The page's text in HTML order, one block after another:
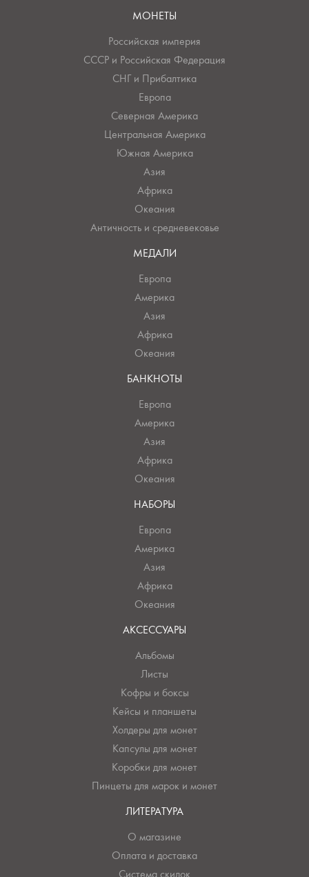
МОНЕТЫ
Российская империя
СССР и Российская Федерация
СНГ и Прибалтика
Европа
Северная Америка
Центральная Америка
Южная Америка
Азия
Африка
Океания
Античность и средневековье
МЕДАЛИ
Европа
Америка
Азия
Африка
Океания
БАНКНОТЫ
Европа
Америка
Азия
Африка
Океания
НАБОРЫ
Европа
Америка
Азия
Африка
Океания
АКСЕССУАРЫ
Альбомы
Листы
Кофры и боксы
Кейсы и планшеты
Холдеры для монет
Капсулы для монет
Коробки для монет
Пинцеты для марок и монет
ЛИТЕРАТУРА
О магазине
Оплата и доставка
Система скидок